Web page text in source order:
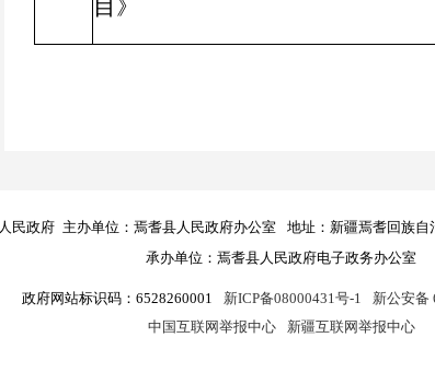
目》
民政府 主办单位：焉耆县人民政府办公室 地址：新疆焉耆回族自
承办单位：焉耆县人民政府电子政务办公室
政府网站标识码：6528260001 新ICP备08000431号-1
新公安备
中国互联网举报中心
新疆互联网举报中心